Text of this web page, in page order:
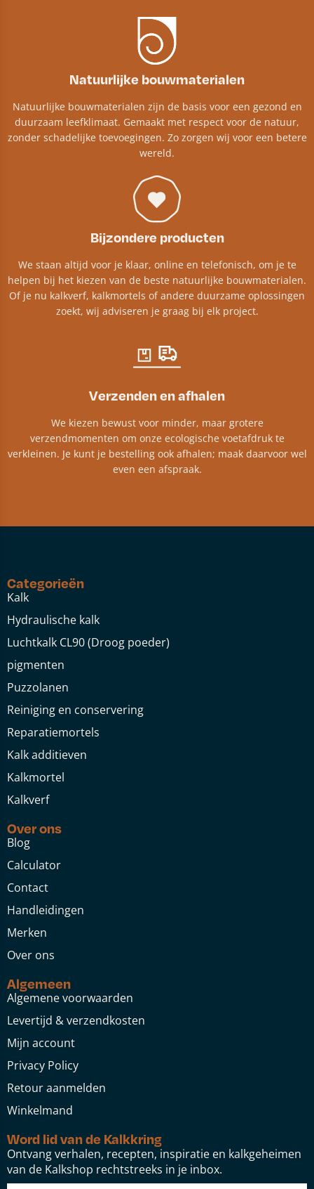
Natuurlijke bouwmaterialen
Natuurlijke bouwmaterialen zijn de basis voor een gezond en
duurzaam leefklimaat. Gemaakt met respect voor de natuur,
zonder schadelijke toevoegingen. Zo zorgen wij voor een betere
wereld.
Bijzondere producten
We staan altijd voor je klaar, online en telefonisch, om je te
helpen bij het kiezen van de beste natuurlijke bouwmaterialen.
Of je nu kalkverf, kalkmortels of andere duurzame oplossingen
zoekt, wij adviseren je graag bij elk project.​
Verzenden en afhalen
We kiezen bewust voor minder, maar grotere
verzendmomenten om onze ecologische voetafdruk te
verkleinen. Je kunt je bestelling ook afhalen; maak daarvoor wel
even een afspraak.
Categorieën
Kalk
Hydraulische kalk
Luchtkalk CL90 (Droog poeder)
pigmenten
Puzzolanen
Reiniging en conservering
Reparatiemortels
Kalk additieven
Kalkmortel
Kalkverf
Over ons
Blog
Calculator
Contact
Handleidingen
Merken
Over ons
Algemeen
Algemene voorwaarden
Levertijd & verzendkosten
Mijn account
Privacy Policy
Retour aanmelden
Winkelmand
Word lid van de Kalkkring
Ontvang verhalen, recepten, inspiratie en kalkgeheimen
van de Kalkshop rechtstreeks in je inbox.